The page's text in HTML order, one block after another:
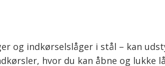
og indkørselslåger i stål – kan
hvor du kan åbne og lukke